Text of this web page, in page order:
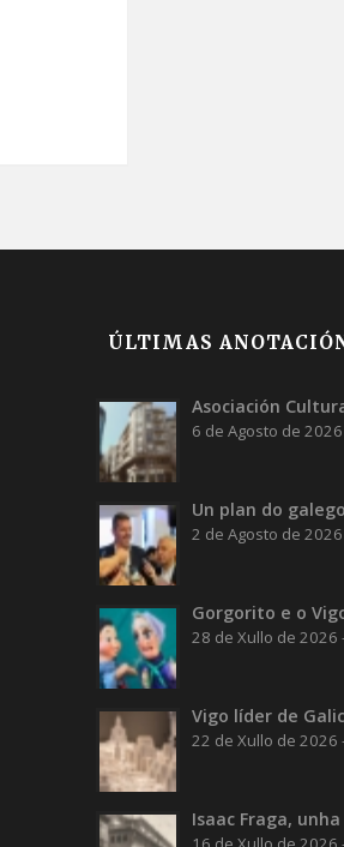
ÚLTIMAS
Asociación
6 de Agosto de
Un plan do
2 de Agosto de
Gorgorito e o
28 de Xullo de 2026
Vigo líder de
22 de Xullo de 2026
Isaac Fraga,